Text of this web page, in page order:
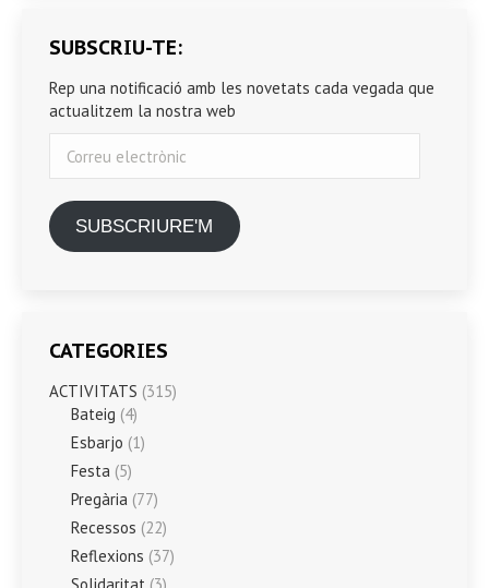
SUBSCRIU-TE:
Rep una notificació amb les novetats cada vegada que
actualitzem la nostra web
electrònic
SUBSCRIURE'M
CATEGORIES
ACTIVITATS (315)
Bateig (4)
Esbarjo (1)
Festa (5)
Pregària (77)
Recessos (22)
Reflexions (37)